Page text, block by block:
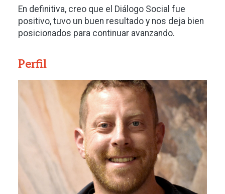
En definitiva, creo que el Diálogo Social fue
positivo, tuvo un buen resultado y nos deja bien
posicionados para continuar avanzando.
Perfil
Imagen